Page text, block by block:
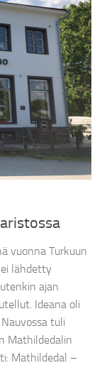
vuonna Turkuun
lähdetty
ajan
Ideana oli
tuli
Mathildedalin
Mathildedal –